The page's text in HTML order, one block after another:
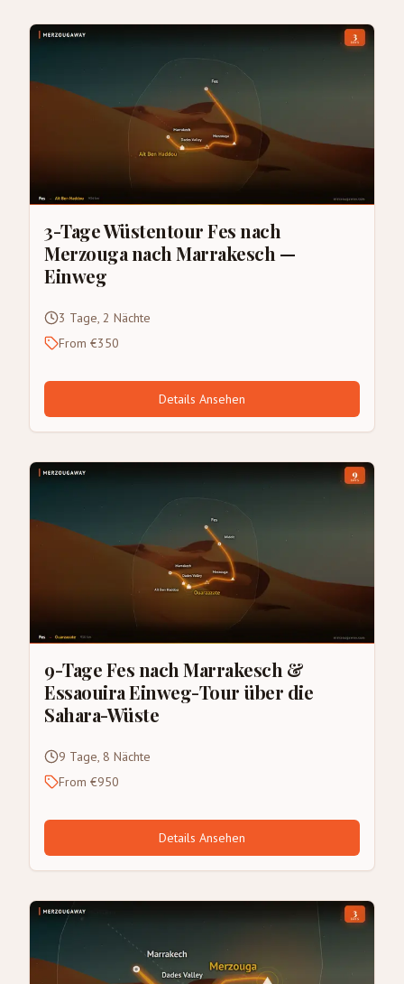
3-Tage Wüstentour Fes nach
Merzouga nach Marrakesch —
Einweg
3 Tage, 2 Nächte
From €350
Details Ansehen
9-Tage Fes nach Marrakesch &
Essaouira Einweg-Tour über die
Sahara-Wüste
9 Tage, 8 Nächte
From €950
Details Ansehen